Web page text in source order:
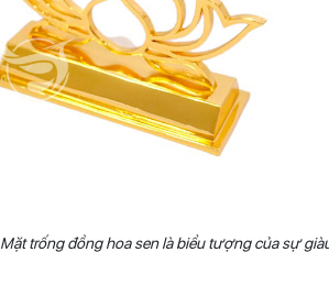
Mặt trống đồng hoa sen là biểu tượng của sự